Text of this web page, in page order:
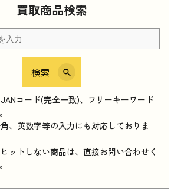
買取商品検索
検索
JANコード(完全一致)、フリーキーワード
角、英数字等の入力にも対応しておりま
ヒットしない商品は、直接お問い合わせく